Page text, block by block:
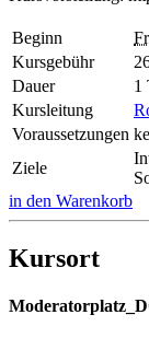
Beginn
Kursgebühr
Dauer
1
Kursleitung
Voraussetzungen
Ziele
in den Warenkorb
Kursort